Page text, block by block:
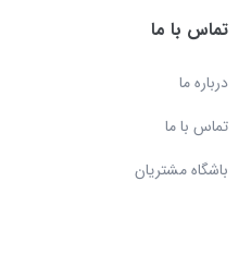
تماس با ما
درباره ما
تماس با ما
باشگاه مشتریان